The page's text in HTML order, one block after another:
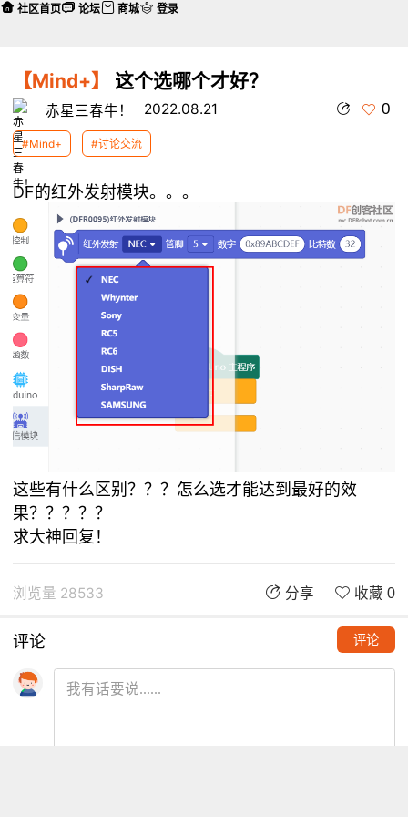
【Mind+】 这个选哪个才好？
赤星三春牛！ 2022.08.21 0
#Mind+ #讨论交流
DF的红外发射模块。。。
这些有什么区别？？？怎么选才能达到最好的效
果？？？？？
求大神回复！
浏览量 28533 分享 收藏 0
评论 评论
社区首页 论坛 商城 登录